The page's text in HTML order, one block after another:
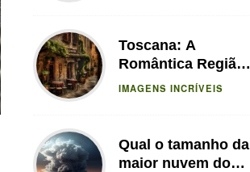
Toscana: A
Romântica Região
da Itália
IMAGENS INCRÍVEIS
Qual o tamanho da
maior nuvem do